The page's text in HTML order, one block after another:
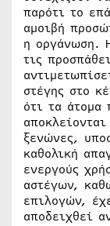
παρότι το
αμοιβή
η οργάνωση.
τις
στέγης στο
ότι τα άτομα
ξενώνες,
καθολική
ενεργούς
αστέγων,
επιλογών,
αποδειχθεί